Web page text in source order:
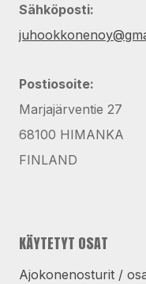
Sähköposti:
Postiosoite:
Marjajärventie 27
68100 HIMANKA
FINLAND
KÄYTETYT OSAT
Ajokonenosturit /